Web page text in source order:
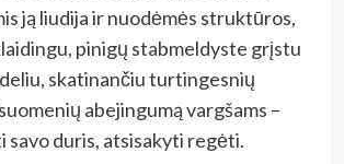
ją liudija ir nuodėmės struktūros,
pinigų stabmeldyste grįstu
skatinančiu turtingesnių
abejingumą vargšams –
duris, atsisakyti regėti.